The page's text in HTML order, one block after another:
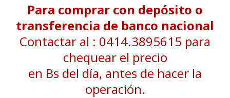
Para comprar con depósito o
transferencia de banco nacional
Contactar al : 0414.3895615 para
chequear el precio
en Bs del día, antes de hacer la
operación.